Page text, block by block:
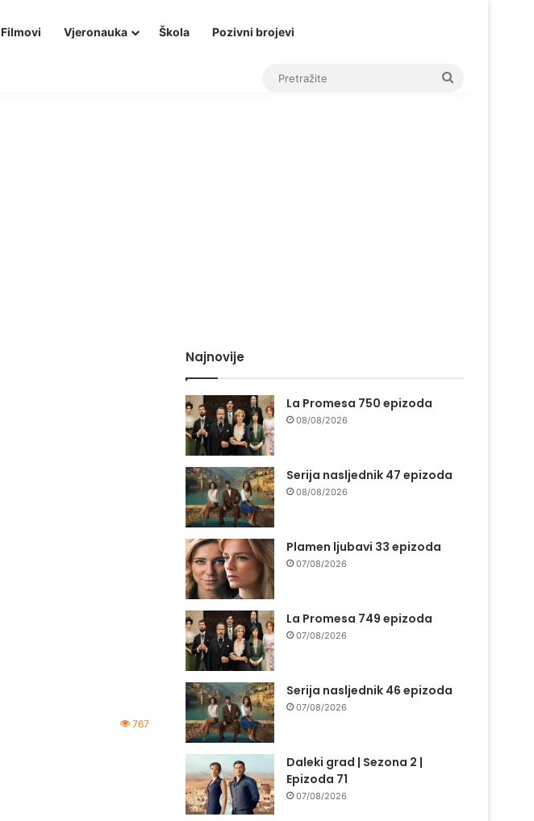
Filmovi Vjeronauka Škola Pozivni brojevi
767
Najnovije
La Promesa 750 epizoda
08/08/2026
Serija nasljednik 47 epizoda
08/08/2026
Plamen ljubavi 33 epizoda
07/08/2026
La Promesa 749 epizoda
07/08/2026
Serija nasljednik 46 epizoda
07/08/2026
Daleki grad | Sezona 2 |
Epizoda 71
07/08/2026